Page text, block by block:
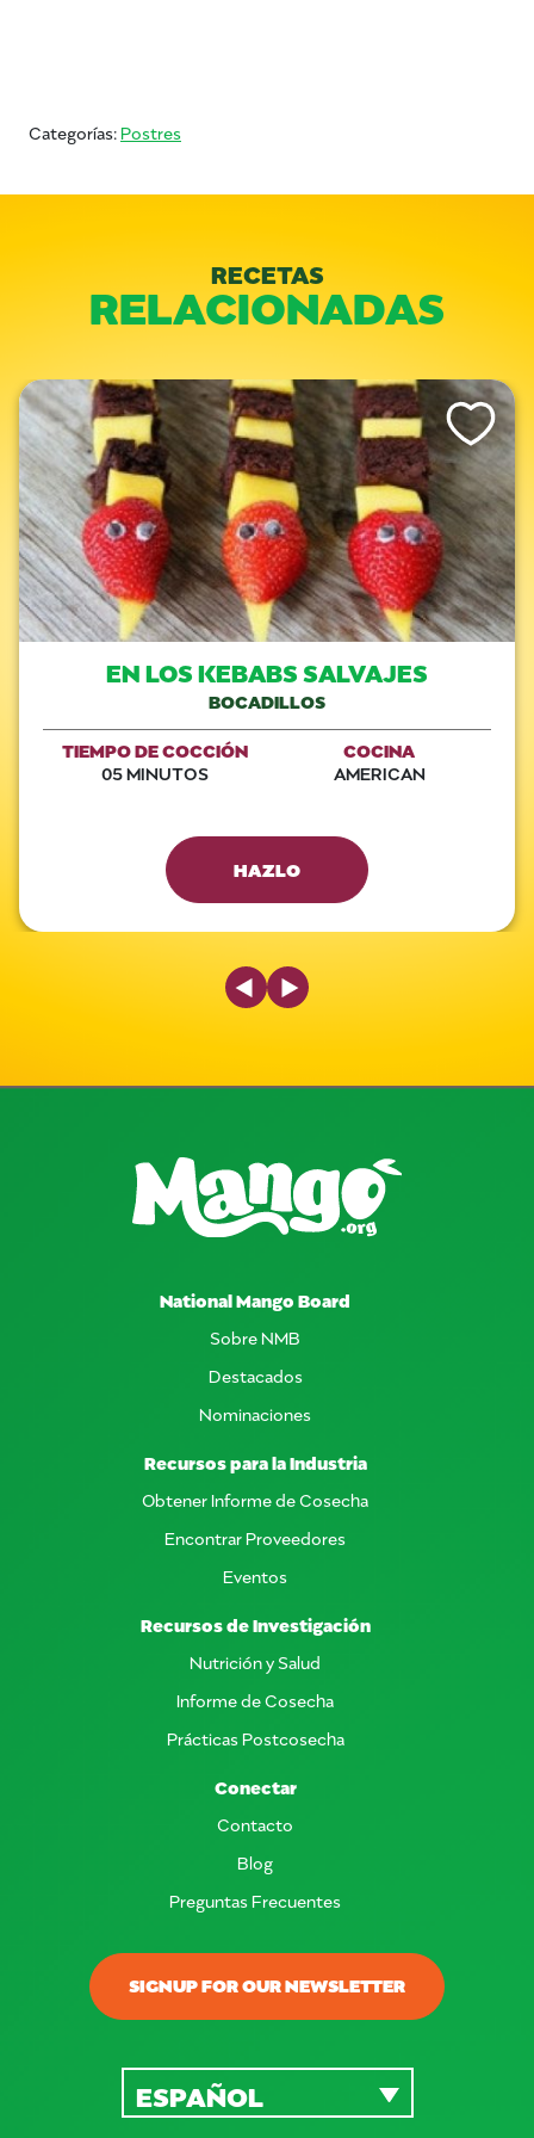
Categorías:Postres
RECETAS
RELACIONADAS
Like This
EN LOS KEBABS SALVAJES
BOCADILLOS
TIEMPO DE COCCIÓN
05 MINUTOS
COCINA
AMERICAN
HAZLO
Previous Slide
Next Slide
SIGNUP FOR OUR NEWSLETTER
National Mango Board
Sobre NMB
Destacados
Nominaciones
Recursos para la Industria
Obtener Informe de Cosecha
Encontrar Proveedores
Eventos
Recursos de Investigación
Nutrición y Salud
Informe de Cosecha
Prácticas Postcosecha
Conectar
Contacto
Blog
Preguntas Frecuentes
ESPAÑOL